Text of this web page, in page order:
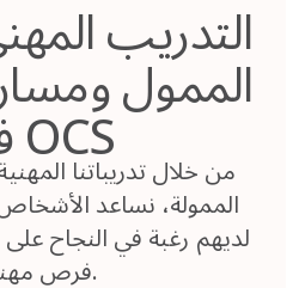
التدريب
الممول
في OCS
من خلال تدريباتنا
الممولة، نساعد
لديهم رغبة في النجاح
فرص مهنية.